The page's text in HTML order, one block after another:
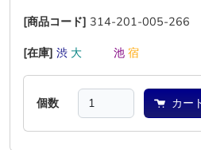
[商品コード] 314-201-005-266
[在庫] 渋 大 池 宿
個数 カー